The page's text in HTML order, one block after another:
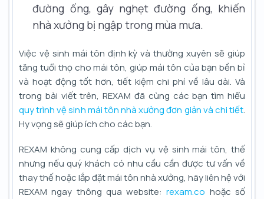
đường ống, gây nghẹt đường ống, khiến
nhà xưởng bị ngập trong mùa mưa.
Việc vệ sinh mái tôn định kỳ và thường xuyên sẽ giúp
tăng tuổi thọ cho mái tôn, giúp mái tôn của bạn bền bỉ
và hoạt động tốt hơn, tiết kiệm chi phí về lâu dài. Và
trong bài viết trên, REXAM đã cùng các bạn tìm hiểu
quy trình vệ sinh mái tôn nhà xưởng đơn giản và chi tiết.
Hy vọng sẽ giúp ích cho các bạn.
REXAM không cung cấp dịch vụ vệ sinh mái tôn, thế
nhưng nếu quý khách có nhu cầu cần được tư vấn về
thay thế hoặc lắp đặt mái tôn nhà xưởng, hãy liên hệ với
REXAM ngay thông qua website:rexam.co hoặc số